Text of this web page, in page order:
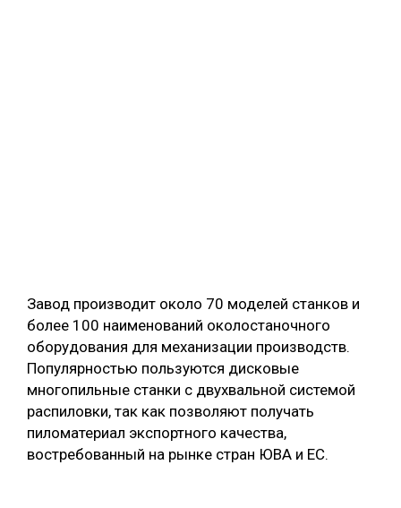
Завод производит около 70 моделей станков и
более 100 наименований околостаночного
оборудования для механизации производств.
Популярностью пользуются дисковые
многопильные станки с двухвальной системой
распиловки, так как позволяют получать
пиломатериал экспортного качества,
востребованный на рынке стран ЮВА и ЕС.